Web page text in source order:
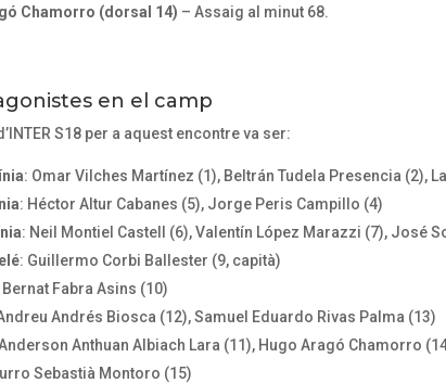
Chamorro (dorsal 14) – Assaig al minut 68.
en el camp
S18 per a aquest encontre va ser:
: Omar Vilches Martínez (1), Beltrán Tudela Presencia (2),
: Héctor Altur Cabanes (5), Jorge Peris Campillo (4)
: Neil Montiel Castell (6), Valentín López Marazzi (7), José
: Guillermo Corbi Ballester (9, capità)
Bernat Fabra Asins (10)
Andrés Biosca (12), Samuel Eduardo Rivas Palma (13)
Anthuan Albiach Lara (11), Hugo Aragó Chamorro
Sebastià Montoro (15)